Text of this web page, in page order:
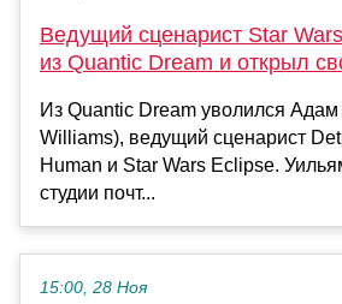
Ведущий сценарист Star
из Quantic Dream и открыл
Из Quantic Dream уволился
Williams), ведущий сценарист
Human и Star Wars Eclipse.
студии почт...
15:00, 28 Ноя